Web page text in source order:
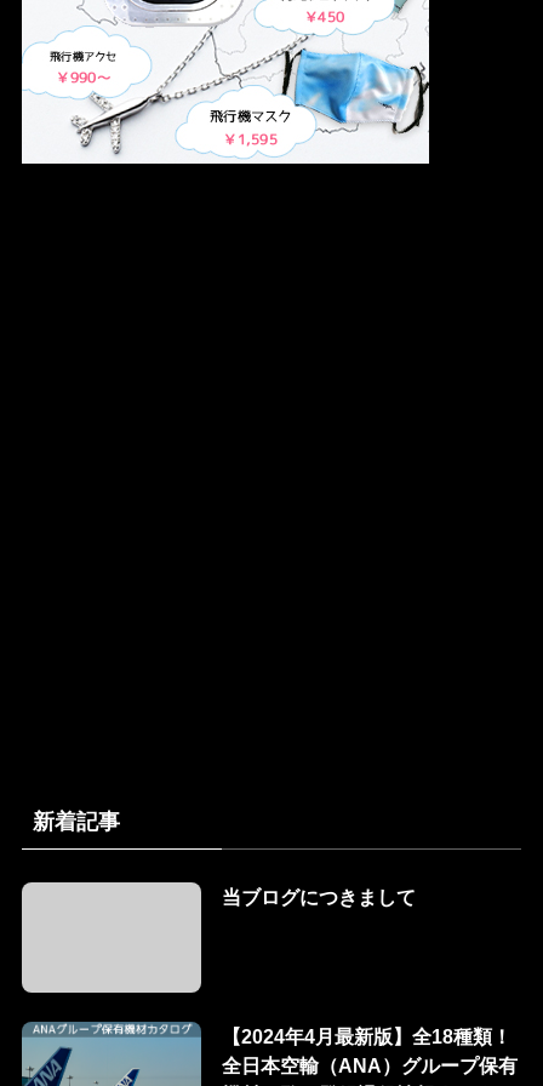
新着記事
当ブログにつきまして
【2024年4月最新版】全18種類！
全日本空輸（ANA）グループ保有